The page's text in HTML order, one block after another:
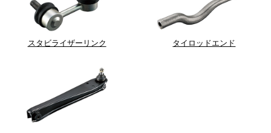
スタビライザーリンク タイロッドエンド